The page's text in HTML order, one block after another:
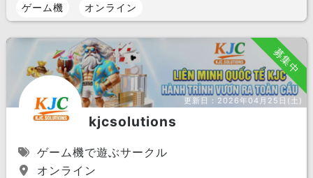
ゲーム機 オンライン
募集中
更新日： 2026年04月25日(土)
kjcsolutions
ゲーム機で遊ぶサークル
オンライン